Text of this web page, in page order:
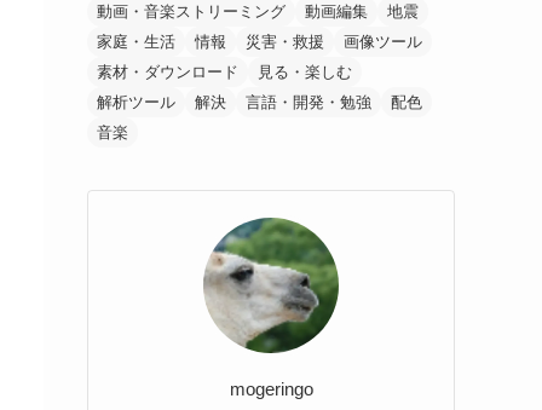
動画・音楽ストリーミング
動画編集
地震
家庭・生活
情報 災害・救援
画像ツール
素材・ダウンロード
見る・楽しむ
解析ツール
解決 言語・開発・勉強
配色
音楽
mogeringo